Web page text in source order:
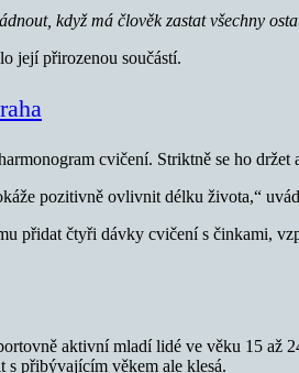
když má člověk zastat všechny
její přirozenou součástí.
cvičení. Striktně se ho
pozitivně ovlivnit délku života,“
přidat čtyři dávky cvičení s činkami,
aktivní mladí lidé ve věku 15 až
s přibývajícím věkem ale klesá.